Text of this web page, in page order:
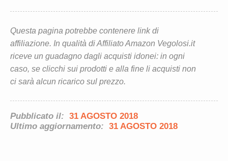
Questa pagina potrebbe contenere link di
affiliazione. In qualità di Affiliato Amazon Vegolosi.it
riceve un guadagno dagli acquisti idonei: in ogni
caso, se clicchi sui prodotti e alla fine li acquisti non
ci sarà alcun ricarico sul prezzo.
Pubblicato il: 31 AGOSTO 2018
Ultimo aggiornamento: 31 AGOSTO 2018